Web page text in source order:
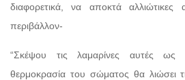
διαφορετικά, να αποκτά αλλιώτικες
περιβάλλον-
“Σκέψου τις λαμαρίνες αυτές
θερμοκρασία του σώματος θα λιώσει